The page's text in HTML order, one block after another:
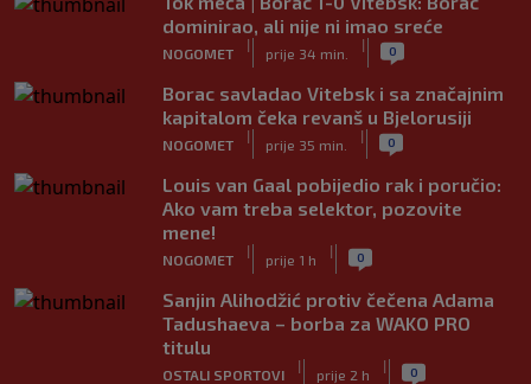
dominirao, ali nije ni imao sreće
NOGOMET
|
prije 34 min.
| 0
Borac savladao Vitebsk i sa značajnim
kapitalom čeka revanš u Bjelorusiji
NOGOMET
|
prije 35 min.
| 0
Louis van Gaal pobijedio rak i poručio:
Ako vam treba selektor, pozovite
mene!
NOGOMET
|
prije 1 h
| 0
Sanjin Alihodžić protiv čečena Adama
Tadushaeva – borba za WAKO PRO
titulu
OSTALI SPORTOVI
|
prije 2 h
| 0